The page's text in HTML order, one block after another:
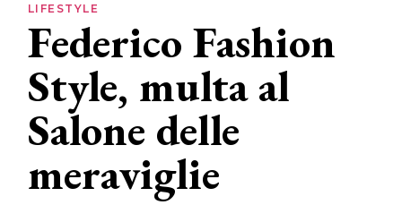
Lifestyle
News
News
LIFESTYLE
Federico Fashion
Style, multa al
Salone delle
meraviglie